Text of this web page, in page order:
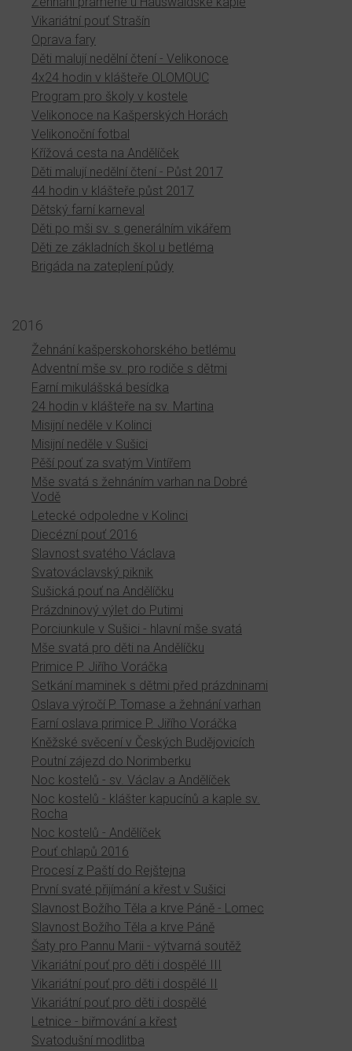
Vikariátní pouť Strašín
Oprava fary
Děti malují nedělní čtení - Velikonoce
4x24 hodin v klášteře OLOMOUC
Program pro školy v kostele
Velikonoce na Kašperských Horách
Velikonoční fotbal
Křížová cesta na Andělíček
Děti malují nedělní čtení - Půst 2017
44 hodin v klášteře půst 2017
Dětský farní karneval
Děti po mši sv. s generálním vikářem
Děti ze základních škol u betléma
Brigáda na zateplení půdy
2016
Žehnání kašperskohorského betlému
Adventní mše sv. pro rodiče s dětmi
Farní mikulášská besídka
24 hodin v klášteře na sv. Martina
Misijní neděle v Kolinci
Misijní neděle v Sušici
Pěší pouť za svatým Vintířem
Mše svatá s žehnáním varhan na Dobré
Vodě
Letecké odpoledne v Kolinci
Diecézní pouť 2016
Slavnost svatého Václava
Svatováclavský piknik
Sušická pouť na Andělíčku
Prázdninový výlet do Putimi
Porciunkule v Sušici - hlavní mše svatá
Mše svatá pro děti na Andělíčku
Primice P. Jiřího Voráčka
Setkání maminek s dětmi před prázdninami
Oslava výročí P. Tomase a žehnání varhan
Farní oslava primice P. Jiřího Voráčka
Kněžské svěcení v Českých Budějovicích
Poutní zájezd do Norimberku
Noc kostelů - sv. Václav a Andělíček
Noc kostelů - klášter kapucínů a kaple sv.
Rocha
Noc kostelů - Andělíček
Pouť chlapů 2016
Procesí z Paští do Rejštejna
První svaté přijímání a křest v Sušici
Slavnost Božího Těla a krve Páně - Lomec
Slavnost Božího Těla a krve Páně
Šaty pro Pannu Marii - výtvarná soutěž
Vikariátní pouť pro děti i dospělé III
Vikariátní pouť pro děti i dospělé II
Vikariátní pouť pro děti i dospělé
Letnice - biřmování a křest
Svatodušní modlitba